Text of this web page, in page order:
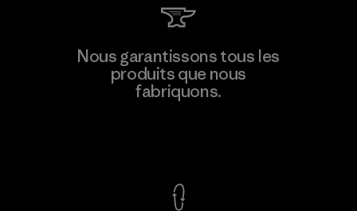
CKT Apparel (Pvt) Ltd. -
Agalawatte
Nous garantissons tous les
produits que nous
fabriquons.